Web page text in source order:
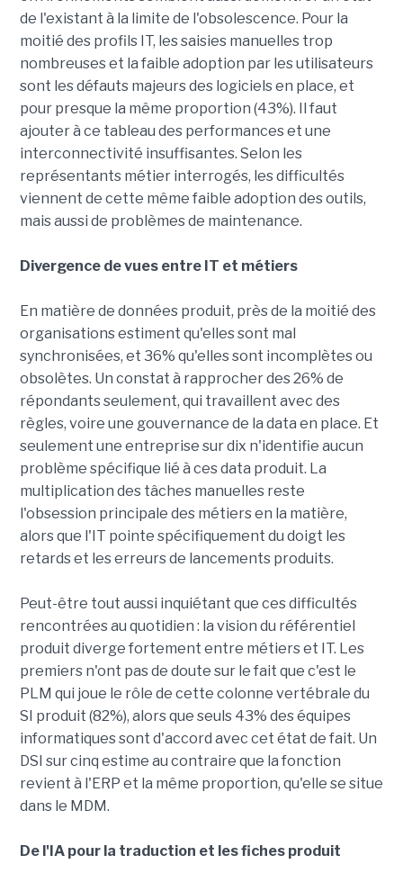
de l'existant à la limite de l'obsolescence. Pour la
moitié des profils IT, les saisies manuelles trop
nombreuses et la faible adoption par les utilisateurs
sont les défauts majeurs des logiciels en place, et
pour presque la même proportion (43%). Il faut
ajouter à ce tableau des performances et une
interconnectivité insuffisantes. Selon les
représentants métier interrogés, les difficultés
viennent de cette même faible adoption des outils,
mais aussi de problèmes de maintenance.
Divergence de vues entre IT et métiers
En matière de données produit, près de la moitié des
organisations estiment qu'elles sont mal
synchronisées, et 36% qu'elles sont incomplètes ou
obsolètes. Un constat à rapprocher des 26% de
répondants seulement, qui travaillent avec des
règles, voire une gouvernance de la data en place. Et
seulement une entreprise sur dix n'identifie aucun
problème spécifique lié à ces data produit. La
multiplication des tâches manuelles reste
l'obsession principale des métiers en la matière,
alors que l'IT pointe spécifiquement du doigt les
retards et les erreurs de lancements produits.
Peut-être tout aussi inquiétant que ces difficultés
rencontrées au quotidien : la vision du référentiel
produit diverge fortement entre métiers et IT. Les
premiers n'ont pas de doute sur le fait que c'est le
PLM qui joue le rôle de cette colonne vertébrale du
SI produit (82%), alors que seuls 43% des équipes
informatiques sont d'accord avec cet état de fait. Un
DSI sur cinq estime au contraire que la fonction
revient à l'ERP et la même proportion, qu'elle se situe
dans le MDM.
De l'IA pour la traduction et les fiches produit